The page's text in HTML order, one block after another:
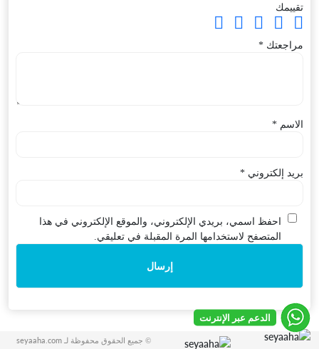
تقييمك
مراجعتك *
الاسم *
بريد إلكتروني *
احفظ اسمي، بريدي الإلكتروني، والموقع الإلكتروني في هذا
المتصفح لاستخدامها المرة المقبلة في تعليقي.
© جميع الحقوق محفوظة لـ seyaaha.com